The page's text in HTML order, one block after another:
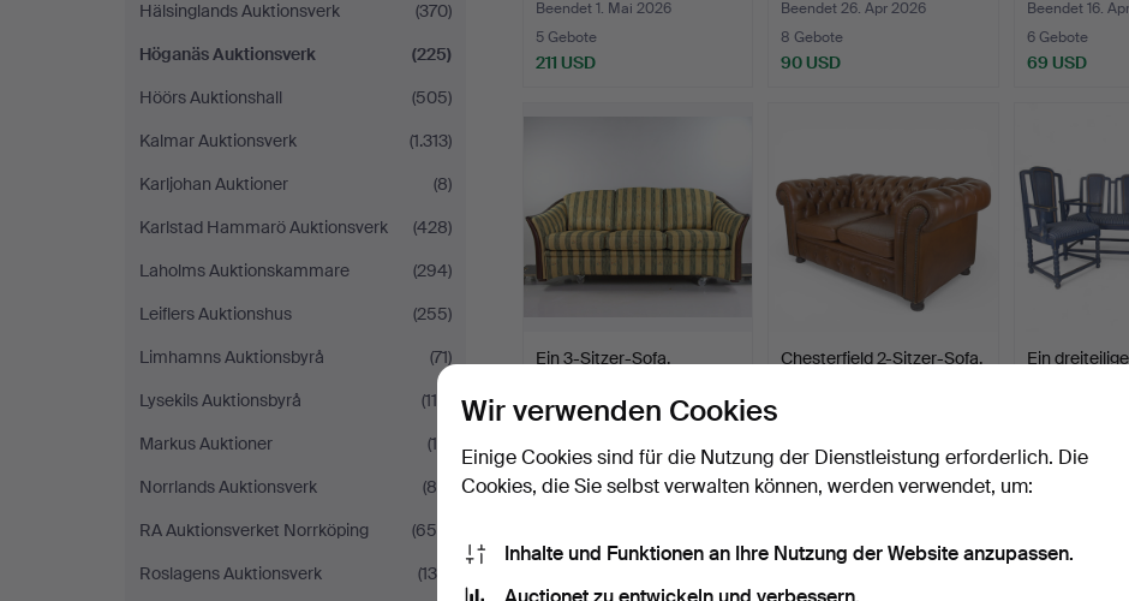
Hälsinglands Auktionsverk
(370)
Höganäs Auktionsverk
(225)
Höörs Auktionshall
(505)
Kalmar Auktionsverk
(1.313)
Karljohan Auktioner
(8)
Karlstad Hammarö Auktionsverk
(428)
Laholms Auktionskammare
(294)
Leiflers Auktionshus
(255)
Limhamns Auktionsbyrå
(71)
Lysekils Auktionsbyrå
(114)
Markus Auktioner
(18)
Norrlands Auktionsverk
(84)
RA Auktionsverket Norrköping
(655)
Roslagens Auktionsverk
(138)
Beendet 1. Mai 2026
5 Gebote
211 USD
Beendet 26. Apr 2026
8 Gebote
90 USD
Beendet 16.
6 Gebote
69 USD
Ein 3-Sitzer-Sofa,
Beendet 11. Apr 2026
116 USD
Chesterfield 2-Sitzer-Sofa,
58 USD
Ein
53 USD
Wir verwenden Cookies
Einige Cookies sind für die Nutzung der Dienstleistung erforderlich. Die
Cookies, die Sie selbst verwalten können, werden verwendet, um:
Inhalte und Funktionen an Ihre Nutzung der Website anzupassen.